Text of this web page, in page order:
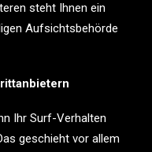
steht Ihnen ein
Aufsichtsbehörde
Ihr Surf-Verhalten
geschieht vor allem